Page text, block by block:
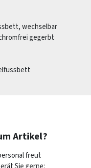
wechselbar
gegerbt
Artikel?
freut